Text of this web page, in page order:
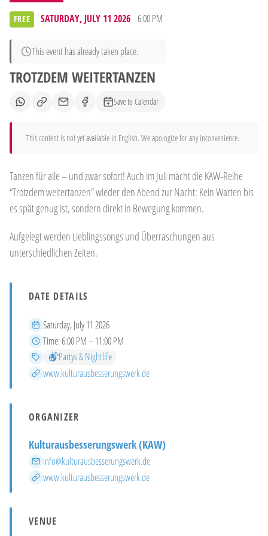
FREE SATURDAY, JULY 11 2026 6:00 PM
This event has already taken place.
TROTZDEM WEITERTANZEN
Save to Calendar
This content is not yet available in English. We apologize for any inconvenience.
Tanzen für alle – und zwar sofort! Auch im Juli macht die KAW-Reihe
“Trotzdem weitertanzen” wieder den Abend zur Nacht: Kein Warten bis
es spät genug ist, sondern direkt in Bewegung kommen.
Aufgelegt werden Lieblingssongs und Überraschungen aus
unterschiedlichen Zeiten.
DATE DETAILS
Date
Saturday, July 11 2026
Time
Time:6:00 PM – 11:00 PM
Categories
Partys & Nightlife
More info
www.kulturausbesserungswerk.de
ORGANIZER
Kulturausbesserungswerk (KAW)
Email
info@kulturausbesserungswerk.de
Website
www.kulturausbesserungswerk.de
VENUE